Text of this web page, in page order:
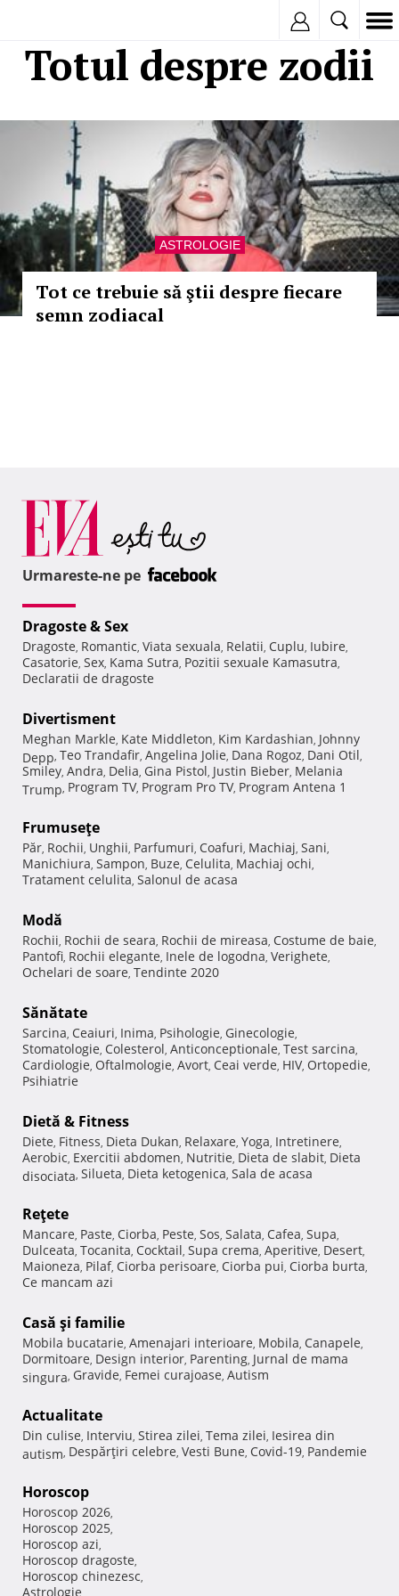
Totul despre zodii
ASTROLOGIE
Tot ce trebuie să ştii despre fiecare
semn zodiacal
Urmareste-ne pe
Dragoste & Sex
Dragoste, Romantic, Viata sexuala, Relatii, Cuplu, Iubire,
Casatorie, Sex, Kama Sutra, Pozitii sexuale Kamasutra,
Declaratii de dragoste
Divertisment
Meghan Markle, Kate Middleton, Kim Kardashian, Johnny
Depp, Teo Trandafir, Angelina Jolie, Dana Rogoz, Dani Otil,
Smiley, Andra, Delia, Gina Pistol, Justin Bieber, Melania
Trump, Program TV, Program Pro TV, Program Antena 1
Frumuseţe
Păr, Rochii, Unghii, Parfumuri, Coafuri, Machiaj, Sani,
Manichiura, Sampon, Buze, Celulita, Machiaj ochi,
Tratament celulita, Salonul de acasa
Modă
Rochii, Rochii de seara, Rochii de mireasa, Costume de baie,
Pantofi, Rochii elegante, Inele de logodna, Verighete,
Ochelari de soare, Tendinte 2020
Sănătate
Sarcina, Ceaiuri, Inima, Psihologie, Ginecologie,
Stomatologie, Colesterol, Anticonceptionale, Test sarcina,
Cardiologie, Oftalmologie, Avort, Ceai verde, HIV, Ortopedie,
Psihiatrie
Dietă & Fitness
Diete, Fitness, Dieta Dukan, Relaxare, Yoga, Intretinere,
Aerobic, Exercitii abdomen, Nutritie, Dieta de slabit, Dieta
disociata, Silueta, Dieta ketogenica, Sala de acasa
Reţete
Mancare, Paste, Ciorba, Peste, Sos, Salata, Cafea, Supa,
Dulceata, Tocanita, Cocktail, Supa crema, Aperitive, Desert,
Maioneza, Pilaf, Ciorba perisoare, Ciorba pui, Ciorba burta,
Ce mancam azi
Casă şi familie
Mobila bucatarie, Amenajari interioare, Mobila, Canapele,
Dormitoare, Design interior, Parenting, Jurnal de mama
singura, Gravide, Femei curajoase, Autism
Actualitate
Din culise, Interviu, Stirea zilei, Tema zilei, Iesirea din
autism, Despărţiri celebre, Vesti Bune, Covid-19, Pandemie
Horoscop
Horoscop 2026,
Horoscop 2025,
Horoscop azi,
Horoscop dragoste,
Horoscop chinezesc,
Astrologie